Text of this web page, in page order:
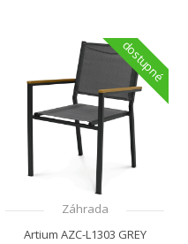
Záhrada
Artium AZC-L1303 GREY
dostupné